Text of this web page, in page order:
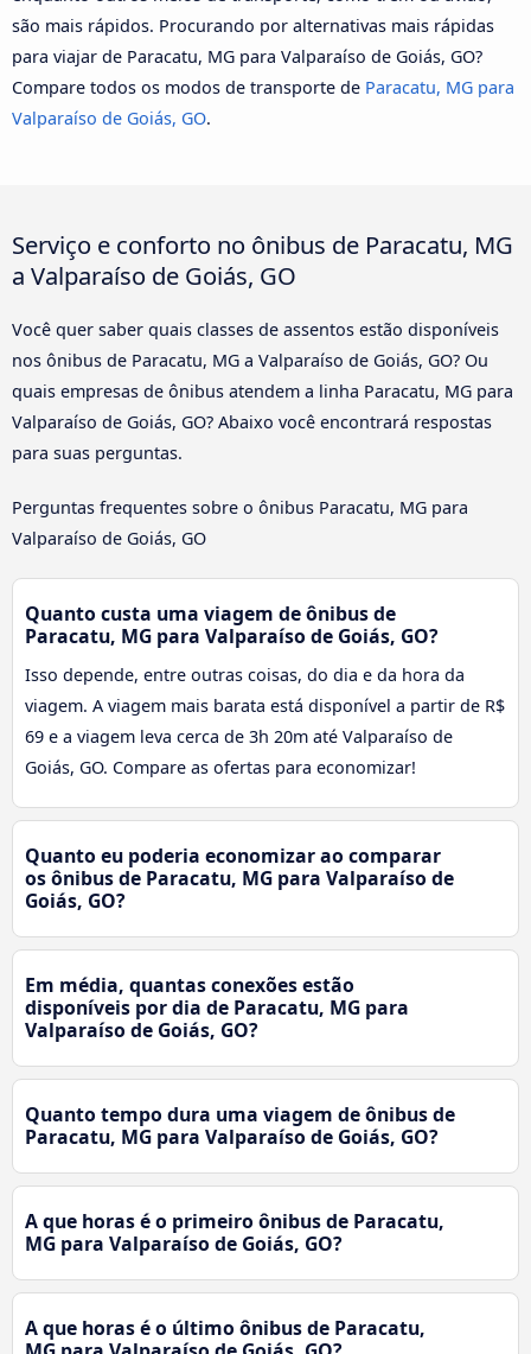
são mais rápidos. Procurando por alternativas mais rápidas
para viajar de Paracatu, MG para Valparaíso de Goiás, GO?
Compare todos os modos de transporte de Paracatu, MG para
Valparaíso de Goiás, GO.
Serviço e conforto no ônibus de Paracatu, MG
a Valparaíso de Goiás, GO
Você quer saber quais classes de assentos estão disponíveis
nos ônibus de Paracatu, MG a Valparaíso de Goiás, GO? Ou
quais empresas de ônibus atendem a linha Paracatu, MG para
Valparaíso de Goiás, GO? Abaixo você encontrará respostas
para suas perguntas.
Perguntas frequentes sobre o ônibus Paracatu, MG para
Valparaíso de Goiás, GO
Quanto custa uma viagem de ônibus de
Paracatu, MG para Valparaíso de Goiás, GO?
Isso depende, entre outras coisas, do dia e da hora da
viagem. A viagem mais barata está disponível a partir de R$
69 e a viagem leva cerca de 3h 20m até Valparaíso de
Goiás, GO. Compare as ofertas para economizar!
Quanto eu poderia economizar ao comparar
os ônibus de Paracatu, MG para Valparaíso de
Goiás, GO?
Em média, quantas conexões estão
disponíveis por dia de Paracatu, MG para
Valparaíso de Goiás, GO?
Quanto tempo dura uma viagem de ônibus de
Paracatu, MG para Valparaíso de Goiás, GO?
A que horas é o primeiro ônibus de Paracatu,
MG para Valparaíso de Goiás, GO?
A que horas é o último ônibus de Paracatu,